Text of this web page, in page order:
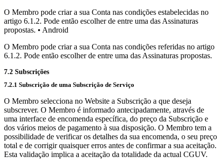
O Membro pode criar a sua Conta nas condições estabelecidas no
artigo 6.1.2. Pode então escolher de entre uma das Assinaturas
propostas. • Android
O Membro pode criar a sua Conta nas condições referidas no artigo
6.1.2. Pode então escolher de entre uma das Assinaturas propostas.
7.2 Subscrições
7.2.1 Subscrição de uma Subscrição de Serviço
O Membro selecciona no Website a Subscrição a que deseja
subscrever. O Membro é informado antecipadamente, através de
uma interface de encomenda específica, do preço da Subscrição e
dos vários meios de pagamento à sua disposição. O Membro tem a
possibilidade de verificar os detalhes da sua encomenda, o seu preço
total e de corrigir quaisquer erros antes de confirmar a sua aceitação.
Esta validação implica a aceitação da totalidade da actual CGUV.